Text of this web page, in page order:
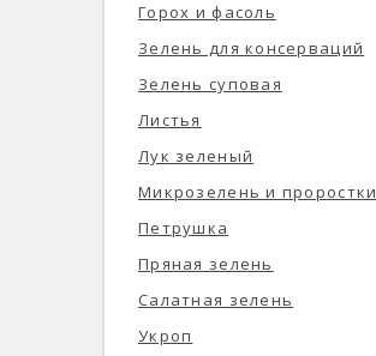
Горох и фасоль
Зелень для консерваций
Зелень суповая
Листья
Лук зеленый
Микрозелень и проростки
Петрушка
Пряная зелень
Салатная зелень
Укроп